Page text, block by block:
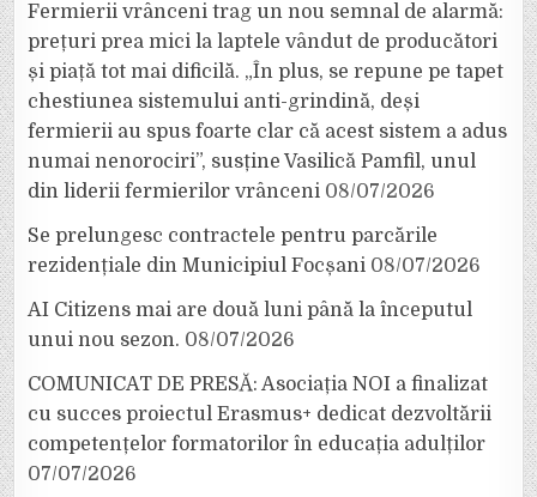
Fermierii vrânceni trag un nou semnal de alarmă:
prețuri prea mici la laptele vândut de producători
și piață tot mai dificilă. „În plus, se repune pe tapet
chestiunea sistemului anti-grindină, deși
fermierii au spus foarte clar că acest sistem a adus
numai nenorociri”, susține Vasilică Pamfil, unul
din liderii fermierilor vrânceni 08/07/2026
Se prelungesc contractele pentru parcările
rezidențiale din Municipiul Focșani 08/07/2026
AI Citizens mai are două luni până la începutul
unui nou sezon. 08/07/2026
COMUNICAT DE PRESĂ: Asociația NOI a finalizat
cu succes proiectul Erasmus+ dedicat dezvoltării
competențelor formatorilor în educația adulților
07/07/2026